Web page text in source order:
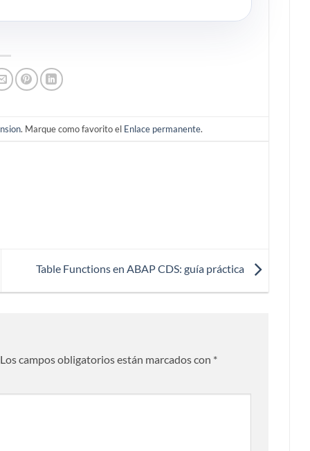
. Marque como favorito el Enlace permanente.
Table Functions en ABAP CDS: guía práctica
Los campos obligatorios están marcados con *